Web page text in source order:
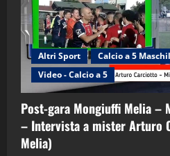
Altri Sport Calcio a 5
Video - Calcio a 5
Post-gara Mongiuffi Melia –
– Intervista a mister Arturo
Melia)